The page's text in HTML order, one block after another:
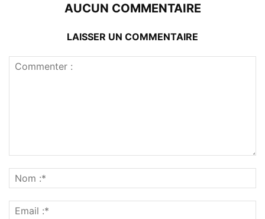
AUCUN COMMENTAIRE
LAISSER UN COMMENTAIRE